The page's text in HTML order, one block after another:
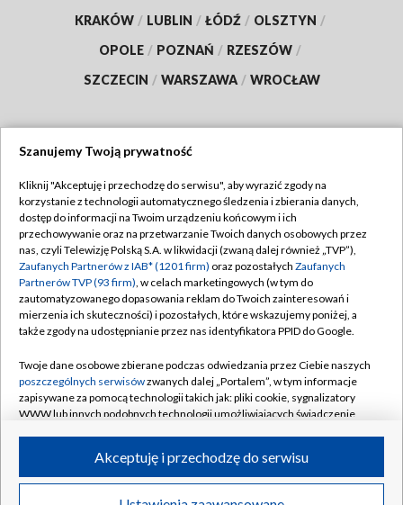
KRAKÓW / LUBLIN / ŁÓDŹ / OLSZTYN /
OPOLE / POZNAŃ / RZESZÓW /
SZCZECIN / WARSZAWA / WROCŁAW
TVP
Abonament TVP
Emisja w TVP
Centrum informacji TVP
Naziemna Telewizja Cyfrowa
Rada Programowa
System NOS
Informacje o nadawcy
Program dla prasy
Regulamin TVP
Polityka prywatności
Moje zgody
Pomoc
Kontakt
Kanały
©2026 Telewizja Polska S.A. w likwidacji
Szanujemy Twoją prywatność
Kliknij "Akceptuję i przechodzę do serwisu", aby wyrazić zgody na
korzystanie z technologii automatycznego śledzenia i zbierania danych,
dostęp do informacji na Twoim urządzeniu końcowym i ich
przechowywanie oraz na przetwarzanie Twoich danych osobowych przez
nas, czyli Telewizję Polską S.A. w likwidacji (zwaną dalej również „TVP”),
Zaufanych Partnerów z IAB* (1201 firm) oraz pozostałych Zaufanych
Partnerów TVP (93 firm), w celach marketingowych (w tym do
zautomatyzowanego dopasowania reklam do Twoich zainteresowań i
mierzenia ich skuteczności) i pozostałych, które wskazujemy poniżej, a
także zgody na udostępnianie przez nas identyfikatora PPID do Google.
Twoje dane osobowe zbierane podczas odwiedzania przez Ciebie naszych
poszczególnych serwisówzwanych dalej „Portalem”, w tym informacje
zapisywane za pomocą technologii takich jak: pliki cookie, sygnalizatory
WWW lub innych podobnych technologii umożliwiających świadczenie
ruchu w Internecie.
Twoje dane osobowe zbierane podczas odwiedzania przez Ciebie
Akceptuję i przechodzę do serwisu